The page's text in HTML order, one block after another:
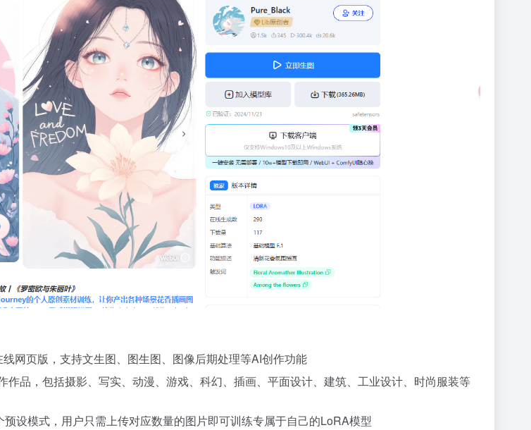
网页版，支持文生图、图生图、图像后期处理等AI创作功能
品，包括摄影、写实、动漫、游戏、科幻、插画、平面设计、建筑、工业设计、时尚服装等
设模式，用户只需上传对应数量的图片即可训练专属于自己的LoRA模型